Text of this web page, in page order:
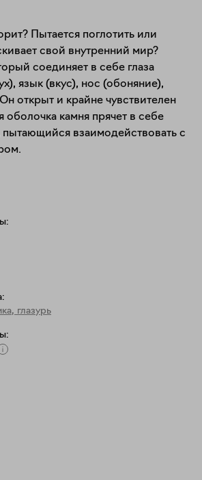
Пытается поглотить или
свой внутренний мир?
соединяет в себе глаза
язык (вкус), нос (обоняние),
открыт и крайне чувствителен
оболочка камня прячет в себе
взаимодействовать с
глазурь